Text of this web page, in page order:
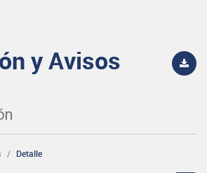
y Avisos
Detalle